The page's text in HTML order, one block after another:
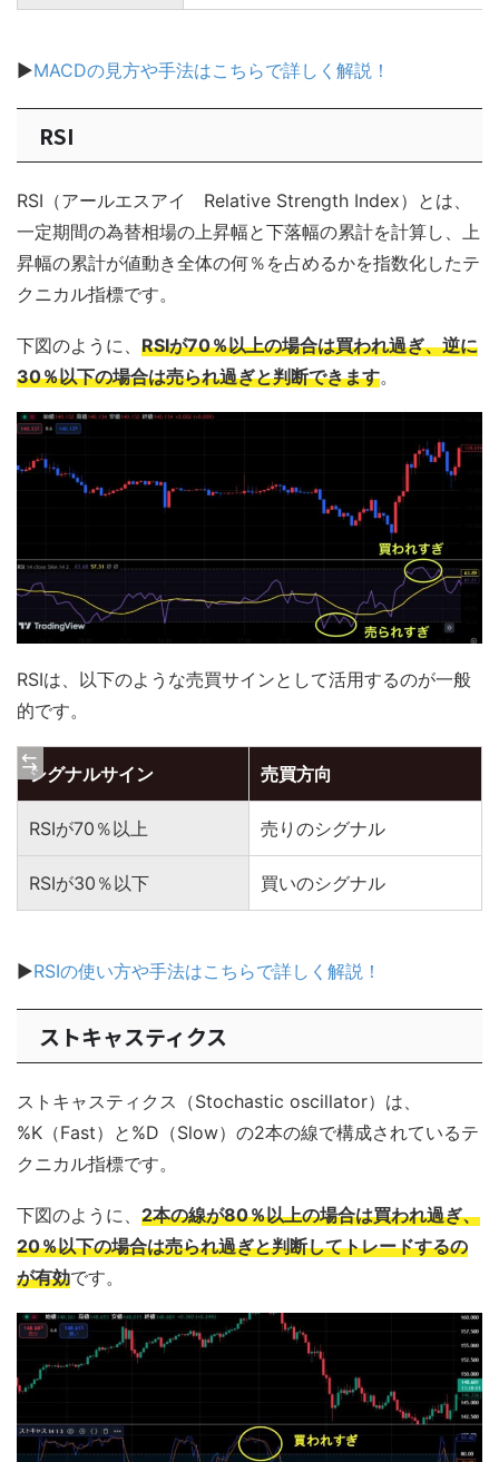
▶MACDの見方や手法はこちらで詳しく解説！
RSI
RSI（アールエスアイ Relative Strength Index）とは、
一定期間の為替相場の上昇幅と下落幅の累計を計算し、上
昇幅の累計が値動き全体の何％を占めるかを指数化したテ
クニカル指標です。
下図のように、 RSIが70％以上の場合は買われ過ぎ、逆に
30％以下の場合は売られ過ぎと判断できます。
RSIは、以下のような売買サインとして活用するのが一般
的です。
シグナルサイン 売買方向
RSIが70％以上 売りのシグナル
RSIが30％以下 買いのシグナル
▶RSIの使い方や手法はこちらで詳しく解説！
ストキャスティクス
ストキャスティクス（Stochastic oscillator）は、
%K（Fast）と%D（Slow）の2本の線で構成されているテ
クニカル指標です。
下図のように、 2本の線が80％以上の場合は買われ過ぎ、
20％以下の場合は売られ過ぎと判断してトレードするの
が有効です。